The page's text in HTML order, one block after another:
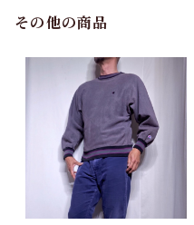
その他の商品